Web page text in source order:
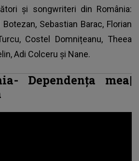
și songwriteri din România:
Sebastian Barac, Florian
Costel Domnițeanu, Theea
Adi Colceru și Nane.
Dependența mea|